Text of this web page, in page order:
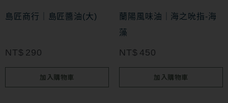
島匠商行｜島匠醬油(大)
NT$ 290
加入購物車
蘭陽風味油｜海之吮指-海
藻
NT$ 450
加入購物車